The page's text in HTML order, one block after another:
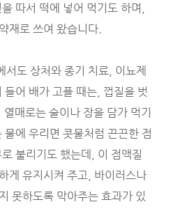
따서 떡에 넣어 먹기도 하며,
재로 쓰여 왔습니다.
도 상처와 종기 치료, 이뇨제
어 배가 고플 때는, 껍질을 벗
매로는 술이나 장을 담가 먹기
에 우리면 콧물처럼 끈끈한 점
불리기도 했는데, 이 점액질
게 유지시켜 주고, 바이러스나
못하도록 막아주는 효과가 있